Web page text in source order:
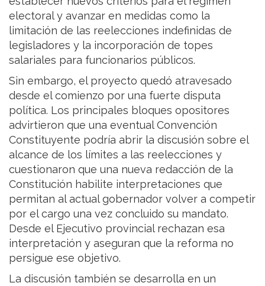
electoral y avanzar en medidas como la
limitación de las reelecciones indefinidas de
legisladores y la incorporación de topes
salariales para funcionarios públicos.
Sin embargo, el proyecto quedó atravesado
desde el comienzo por una fuerte disputa
política. Los principales bloques opositores
advirtieron que una eventual Convención
Constituyente podría abrir la discusión sobre el
alcance de los límites a las reelecciones y
cuestionaron que una nueva redacción de la
Constitución habilite interpretaciones que
permitan al actual gobernador volver a competir
por el cargo una vez concluido su mandato.
Desde el Ejecutivo provincial rechazan esa
interpretación y aseguran que la reforma no
persigue ese objetivo.
La discusión también se desarrolla en un